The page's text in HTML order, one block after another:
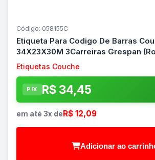
Código: 058155C
Etiqueta Para Codigo De Barras
34X23X30M 3Carreiras Grespan
Etiquetas Couche
PIX R$ 34,45
em até 3x deR$ 12,09
Adicionar ao